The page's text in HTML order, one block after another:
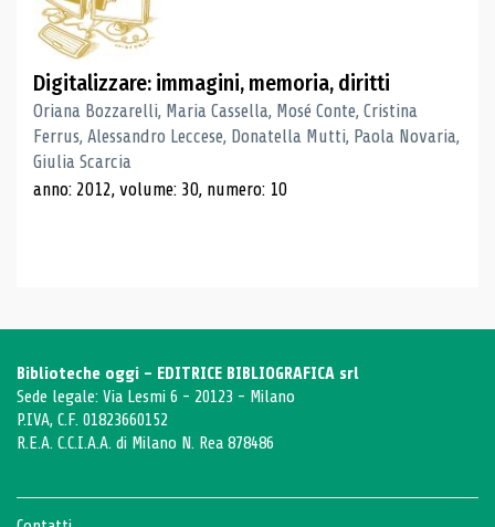
Digitalizzare: immagini, memoria, diritti
Oriana Bozzarelli, Maria Cassella, Mosé Conte, Cristina
Ferrus, Alessandro Leccese, Donatella Mutti, Paola Novaria,
Giulia Scarcia
anno: 2012, volume: 30, numero: 10
Biblioteche oggi - EDITRICE BIBLIOGRAFICA srl
Sede legale: Via Lesmi 6 - 20123 - Milano
P.IVA, C.F. 01823660152
R.E.A. C.C.I.A.A. di Milano N. Rea 878486